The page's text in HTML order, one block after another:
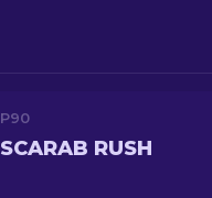
P90
SCARAB RUSH